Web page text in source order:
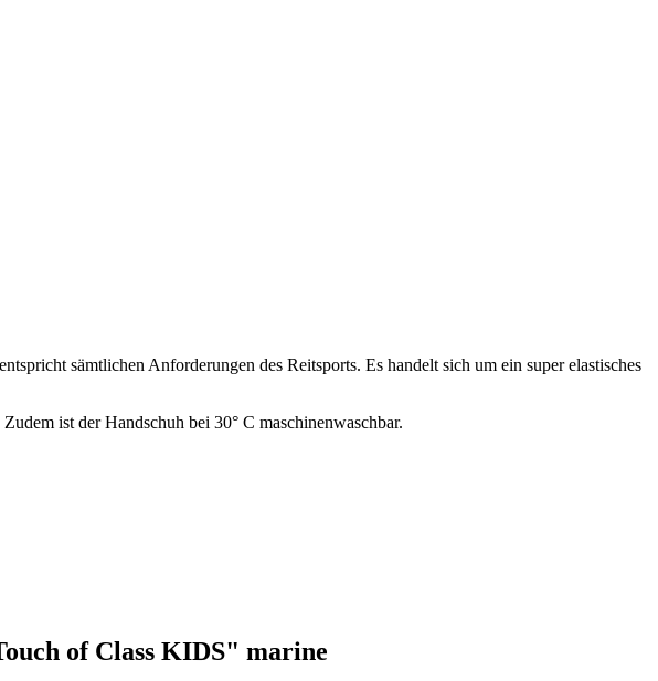
sämtlichen Anforderungen des Reitsports. Es handelt sich um ein super elastisches
ist der Handschuh bei 30° C maschinenwaschbar.
of Class KIDS" marine